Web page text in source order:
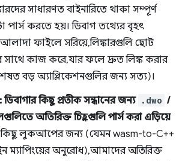
সাধারণত বাইনারিতে থাকা সম্পূর্ণ
পার্স করতে হয়। ডিবাগ তথ্যের বৃহৎ
ফাইলে সরিয়ে, লিঙ্কারগুলি ছোট
সাথে কাজ করে, যার ফলে দ্রুত লিঙ্ক করার
বড় অ্যাপ্লিকেশনগুলির জন্য সত্য)।
ডিবাগার কিছু প্রতীক সন্ধানের জন্য .dwo /
অতিরিক্ত চিহ্নগুলি পার্স করা এড়িয়ে
লুকআপের জন্য (যেমন wasm-to-C++
ম্যাপিংয়ের অনুরোধ), আমাদের অতিরিক্ত